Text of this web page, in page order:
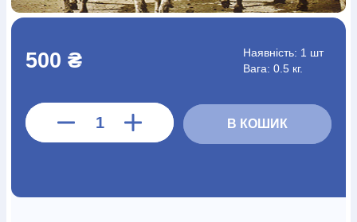
500 ₴ Наявність: 1 шт
Вага: 0.5 кг.
В КОШИК